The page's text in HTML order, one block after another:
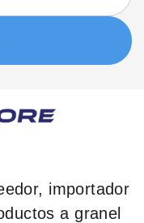
importador
a granel